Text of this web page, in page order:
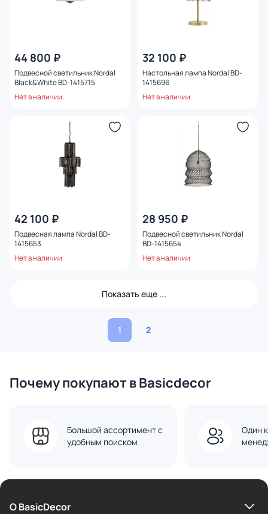
44 800 ₽
Подвесной светильник Nordal
Black&White BD-1415715
Нет в наличии
32 100 ₽
Настольная лампа Nordal BD-
1415696
Нет в наличии
42 100 ₽
Подвесная лампа Nordal BD-
1415653
Нет в наличии
28 950 ₽
Подвесной светильник Nordal
BD-1415654
Нет в наличии
Показать еще ...
1 2
Почему покупают в Basicdecor
Большой ассортимент с
удобным поиском
Один
О BasicDecor